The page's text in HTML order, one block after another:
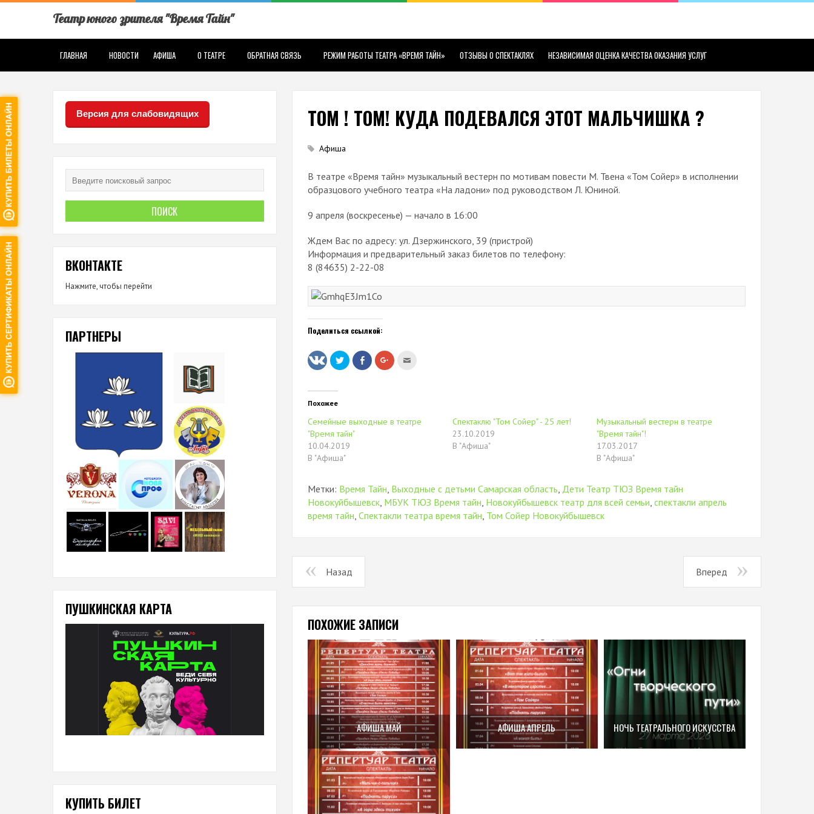
Театр юного зрителя "Время Тайн"
ГЛАВНАЯ НОВОСТИ АФИША О ТЕАТРЕ ОБРАТНАЯ СВЯЗЬ РЕЖИМ РАБОТЫ ТЕАТРА «ВРЕМЯ ТАЙН» ОТЗЫВЫ О СПЕКТАКЛЯХ НЕЗАВИСИМАЯ ОЦЕНКА КАЧЕСТВА ОКАЗАНИЯ УСЛУГ
ТОМ ! ТОМ! КУДА ПОДЕВАЛСЯ ЭТОТ МАЛЬЧИШКА ?
Афиша
В театре «Время тайн» музыкальный вестерн по мотивам повести М. Твена «Том Сойер» в исполнении
образцового учебного театра «На ладони» под руководством Л. Юниной.
9 апреля (воскресенье) — начало в 16:00
Ждем Вас по адресу: ул. Дзержинского, 39 (пристрой)
Информация и предварительный заказ билетов по телефону:
8 (84635) 2-22-08
Поделиться ссылкой:
Нажмите,
чтобы
поделиться
Нажмите
здесь,
чтобы
новом
Нажмите,
чтобы
Похожее
Семейные выходные в театре
"Время тайн"
10.04.2019
В "Афиша"
Спектаклю "Том Сойер" - 25 лет!
23.10.2019
В "Афиша"
Музыкальный вестерн в театре
"Время тайн"!
17.03.2017
В "Афиша"
Метки: Время Тайн, Выходные с детьми Самарская область, Дети Театр ТЮЗ Время тайн
Новокуйбышевск, МБУК ТЮЗ Время тайн, Новокуйбышевск театр для всей семьи,спектакли апрель
время тайн,Спектакли театра время тайн, Том Сойер Новокуйбышевск
Назад Вперед
ПОХОЖИЕ ЗАПИСИ
АФИША МАЙ АФИША АПРЕЛЬ НОЧЬ ТЕАТРАЛЬНОГО ИСКУССТВА
Версия для слабовидящих
ВКОНТАКТЕ
Нажмите, чтобы перейти
ПАРТНЕРЫ
ПУШКИНСКАЯ КАРТА
КУПИТЬ БИЛЕТ